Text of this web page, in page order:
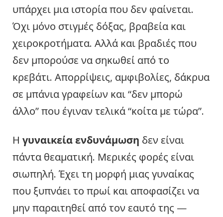
υπάρχει μια ιστορία που δεν φαίνεται.
Όχι μόνο στιγμές δόξας, βραβεία και
χειροκροτήματα. Αλλά και βραδιές που
δεν μπορούσε να σηκωθεί από το
κρεβάτι. Απορρίψεις, αμφιβολίες, δάκρυα
σε μπάνια γραφείων και “δεν μπορώ
άλλο” που έγιναν τελικά “κοίτα με τώρα”.
Η γυναικεία ενδυνάμωση δεν είναι
πάντα θεαματική. Μερικές φορές είναι
σιωπηλή. Έχει τη μορφή μιας γυναίκας
που ξυπνάει το πρωί και αποφασίζει να
μην παραιτηθεί από τον εαυτό της —